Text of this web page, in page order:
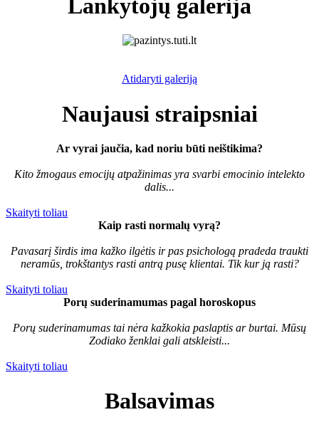
Lankytojų galerija
Atidaryti galeriją
Naujausi straipsniai
Ar vyrai jaučia, kad noriu būti neištikima?
Kito žmogaus emocijų atpažinimas yra svarbi emocinio intelekto
dalis...
Skaityti toliau
Kaip rasti normalų vyrą?
Pavasarį širdis ima kažko ilgėtis ir pas psichologą pradeda traukti
neramūs, trokštantys rasti antrą pusę klientai. Tik kur ją rasti?
Skaityti toliau
Porų suderinamumas pagal horoskopus
Porų suderinamumas tai nėra kažkokia paslaptis ar burtai. Mūsų
Zodiako ženklai gali atskleisti...
Skaityti toliau
Balsavimas